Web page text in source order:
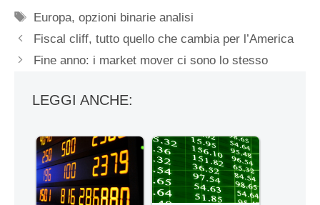
Tag
Europa,opzioni binarie analisi
Fiscal cliff, tutto quello che cambia per l’America
Fine anno: i market mover ci sono lo stesso
LEGGI ANCHE: